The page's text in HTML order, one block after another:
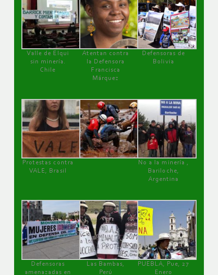
Valle de Elqui
sin minería.
Chile
Atentan contra
la Defensora
Francisca
Márquez
Defensoras de
Bolivia
Protestas contra
VALE, Brasil
No a la minería ,
Bariloche,
Argentina
Defensoras
amenazadas en
Las Bambas,
Perú
PUEBLA, Pue, 27
Enero